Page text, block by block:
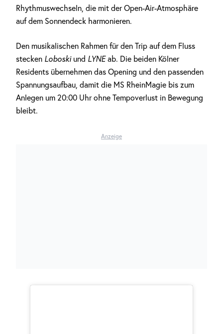
Rhythmuswechseln, die mit der Open-Air-Atmosphäre
auf dem Sonnendeck harmonieren.
Den musikalischen Rahmen für den Trip auf dem Fluss
stecken Loboski und LYNEab. Die beiden Kölner
Residents übernehmen das Opening und den passenden
Spannungsaufbau, damit die MS RheinMagie bis zum
Anlegen um 20:00 Uhr ohne Tempoverlust in Bewegung
bleibt.
Anzeige